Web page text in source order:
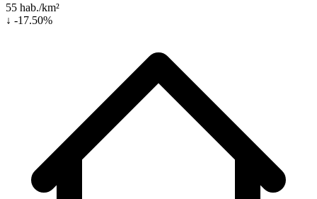
55 hab./km²
↓ -17.50%